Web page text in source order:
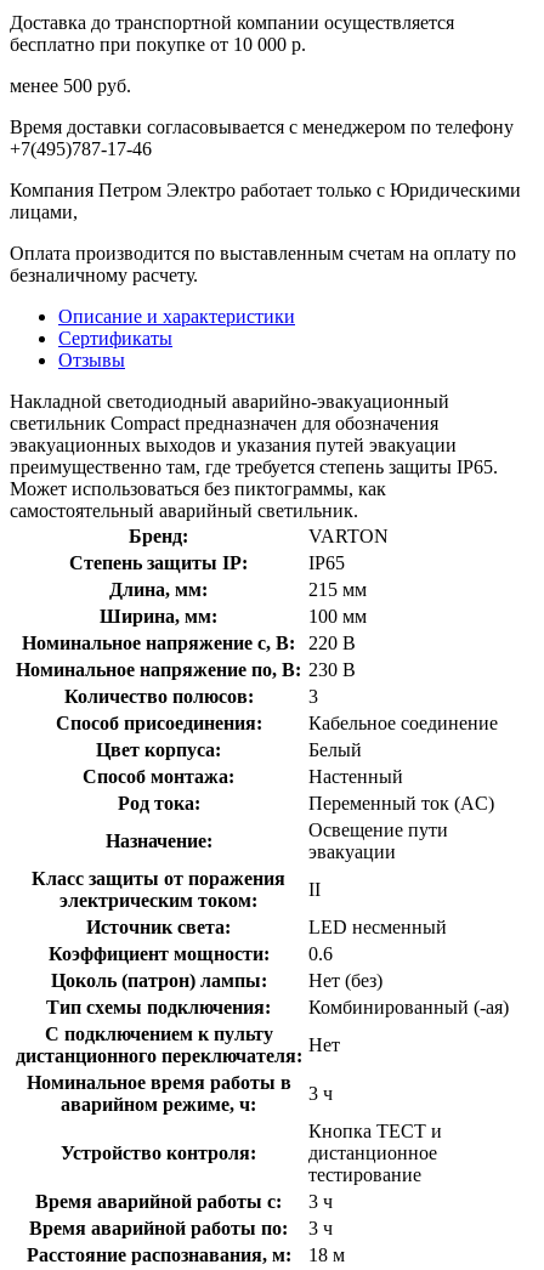
Доставка до транспортной компании осуществляется
бесплатно при покупке от 10 000 р.
менее 500 руб.
Время доставки согласовывается с менеджером по телефону
+7(495)787-17-46
Компания Петром Электро работает только с Юридическими
лицами,
Оплата производится по выставленным счетам на оплату по
безналичному расчету.
Описание и характеристики
Сертификаты
Отзывы
Накладной светодиодный аварийно-эвакуационный
светильник Compact предназначен для обозначения
эвакуационных выходов и указания путей эвакуации
преимущественно там, где требуется степень защиты IP65.
Может использоваться без пиктограммы, как
самостоятельный аварийный светильник.
Бренд:
VARTON
Степень защиты IP:
IP65
Длина, мм:
215 мм
Ширина, мм:
100 мм
Номинальное напряжение с, В:
220 В
Номинальное напряжение по, В: 230 В
Количество полюсов:
3
Способ присоединения:
Кабельное соединение
Цвет корпуса:
Белый
Способ монтажа:
Настенный
Род тока:
Переменный ток (AC)
Назначение:
Освещение пути
эвакуации
Класс защиты от поражения
электрическим током:
II
Источник света:
LED несменный
Коэффициент мощности:
0.6
Цоколь (патрон) лампы:
Нет (без)
Тип схемы подключения:
Комбинированный (-ая)
С подключением к пульту
дистанционного переключателя:
Нет
Номинальное время работы в
аварийном режиме, ч:
3 ч
Устройство контроля:
Кнопка ТЕСТ и
дистанционное
тестирование
Время аварийной работы с:
3 ч
Время аварийной работы по:
3 ч
Расстояние распознавания, м:
18 м